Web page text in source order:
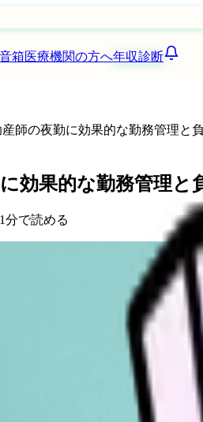
箱医療機関の方へ年収診断
師の夜勤に効果的な勤務管理と
効果的な勤務管理と
分で読める